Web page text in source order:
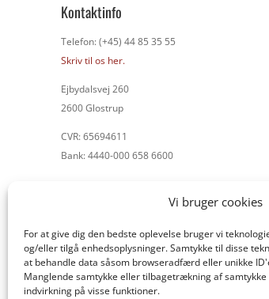
Vi bruger cookies
For at give dig den bedste oplevelse bruger vi
og/eller tilgå enhedsoplysninger. Samtykke til disse
at behandle data såsom browseradfærd eller unikke
Manglende samtykke eller tilbagetrækning af samtykke
indvirkning på visse funktioner.
Kontaktinfo
Telefon: (+45) 44 85 35 55
Skriv til os her.
Ejbydalsvej 260
2600 Glostrup
CVR: 65694611
Bank: 4440-000 658 6600